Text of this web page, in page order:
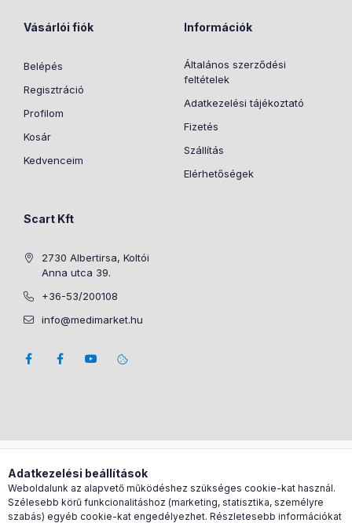
Vásárlói fiók
Belépés
Regisztráció
Profilom
Kosár
Kedvenceim
Információk
Általános szerződési
feltételek
Adatkezelési tájékoztató
Fizetés
Szállítás
Elérhetőségek
Scart Kft
2730 Albertirsa, Koltói
Anna utca 39.
+36-53/200108
info@medimarket.hu
Árukereső.hu
Adatkezelési beállítások
Weboldalunk az alapvető működéshez szükséges cookie-kat használ.
Szélesebb körű funkcionalitáshoz (marketing, statisztika, személyre
szabás) egyéb cookie-kat engedélyezhet. Részletesebb információkat